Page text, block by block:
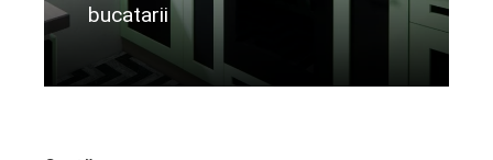
bucatarii
Citeste mai departe...